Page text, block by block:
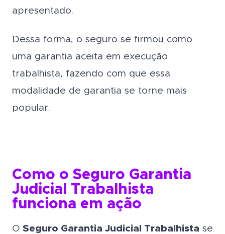
apresentado.
Dessa forma, o seguro se firmou como
uma garantia aceita em execução
trabalhista, fazendo com que essa
modalidade de garantia se torne mais
popular.
Como o Seguro Garantia
Judicial Trabalhista
funciona em ação
O Seguro Garantia Judicial Trabalhista se